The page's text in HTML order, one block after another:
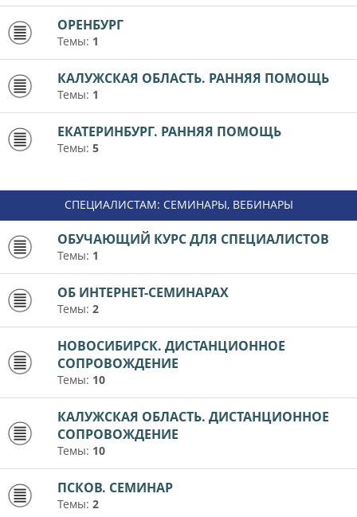
ОРЕНБУРГ
Темы: 1
КАЛУЖСКАЯ ОБЛАСТЬ. РАННЯЯ ПОМОЩЬ
Темы: 1
ЕКАТЕРИНБУРГ. РАННЯЯ ПОМОЩЬ
Темы: 5
СПЕЦИАЛИСТАМ: СЕМИНАРЫ, ВЕБИНАРЫ
ОБУЧАЮЩИЙ КУРС ДЛЯ СПЕЦИАЛИСТОВ
Темы: 1
ОБ ИНТЕРНЕТ-СЕМИНАРАХ
Темы: 2
НОВОСИБИРСК. ДИСТАНЦИОННОЕ
СОПРОВОЖДЕНИЕ
Темы: 10
КАЛУЖСКАЯ ОБЛАСТЬ. ДИСТАНЦИОННОЕ
СОПРОВОЖДЕНИЕ
Темы: 10
ПСКОВ. СЕМИНАР
Темы: 2